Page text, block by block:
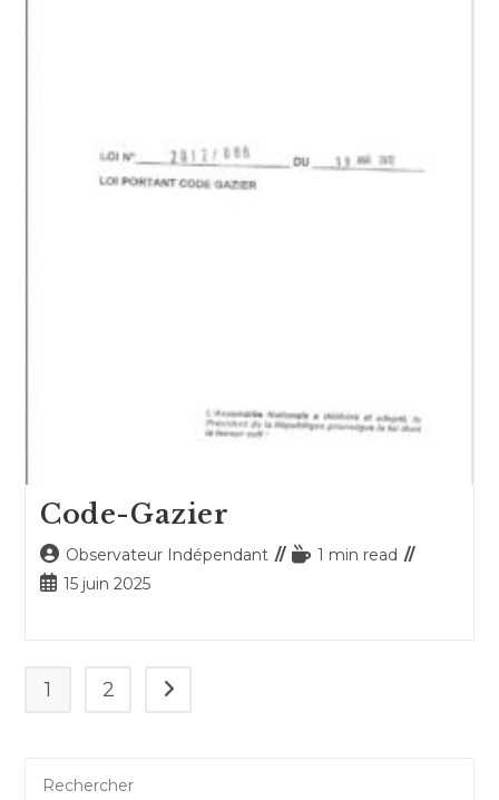
Code-Gazier
Auteur/autrice
de
Observateur Indépendant
Temps1 min read
Publication
15 juin 2025
1 2 Aller à la page suivante